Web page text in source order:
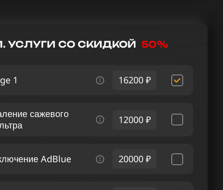
УСЛУГИ СО СКИДКОЙ 50%
1 16200 ₽
сажевого
12000 ₽
AdBlue 20000 ₽